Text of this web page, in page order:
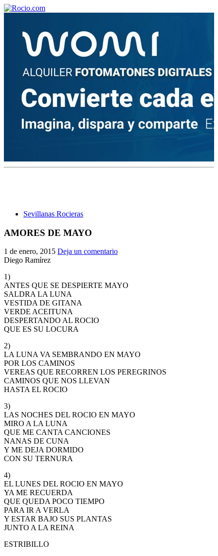
Sevillanas Rocieras
AMORES DE MAYO
1 de enero, 2015 Deja un comentario
Diego Ramírez
1)
ANTES QUE SE DESPIERTE MAYO
SALDRA LA LUNA
VESTIDA DE GITANA
VERDE ACEITUNA
DESPERTANDO AL ROCIO
QUE ES SU LOCURA
2)
LA LUNA VA SEMBRANDO EN MAYO
POR LOS CAMINOS
VEREAS QUE RECORREN LOS PEREGRINOS
CAMINOS QUE NOS LLEVAN
HASTA EL ROCIO
3)
LAS NOCHES DEL ROCIO EN MAYO
MIRO A LA LUNA
QUE ME CANTA CANCIONES
NANAS DE CUNA
Y ME DEJA DORMIDO
CON SU TERNURA
4)
EL LUNES DEL ROCIO EN MAYO
YA ME RECUERDA
QUE QUEDA POCO TIEMPO
PARA IR A VERLA
Y ESTAR BAJO SUS PLANTAS
JUNTO A LA REINA
ESTRIBILLO
¡Bienvenido! Soy el asistente virtual de rocio.com.
¿En qué puedo ayudarte?
¿Cuándo se construyó la primera ermita?
El traslado cada siete años
Rocío?
En el Rocío, ¿dónde me alojo?